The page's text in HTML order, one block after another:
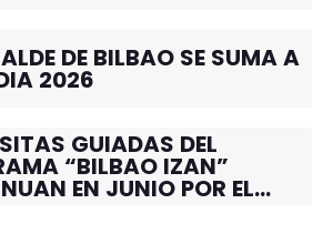
DE BILBAO SE SUMA A
2026
GUIADAS DEL
“BILBAO IZAN”
EN JUNIO POR EL